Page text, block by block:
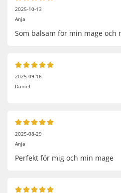
2025-10-13
Anja
Som balsam för min mage och
2025-09-16
Daniel
2025-08-29
Anja
Perfekt för mig och min mage